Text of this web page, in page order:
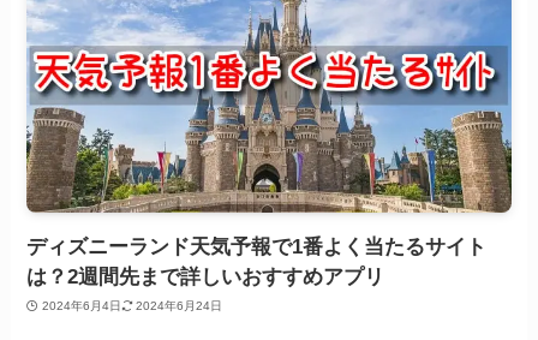
ディズニーランド天気予報で1番よく当たるサイト
は？2週間先まで詳しいおすすめアプリ
2024年6月4日 2024年6月24日